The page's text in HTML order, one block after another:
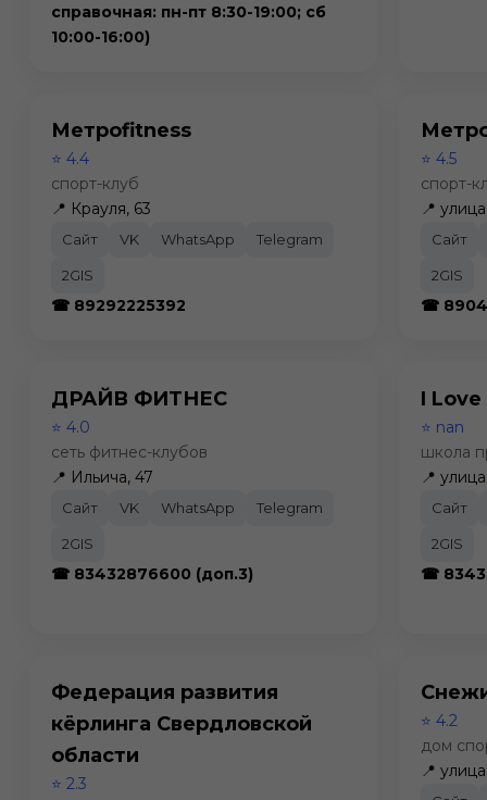
справочная: пн-пт 8:30-19:00; сб
10:00-16:00)
Метроfitness
⭐ 4.4
спорт-клуб
📍 Крауля, 63
Сайт VK WhatsApp Telegram
2GIS
☎ 89292225392
⭐ 4.5
спорт-
📍
Сайт
2GIS
☎
ДРАЙВ ФИТНЕС
⭐ 4.0
сеть фитнес-клубов
📍 Ильича, 47
Сайт VK WhatsApp Telegram
2GIS
☎ 83432876600 (доп.3)
I
⭐ nan
школа
📍
Сайт
2GIS
☎
Федерация развития
кёрлинга Свердловской
области
⭐ 2.3
⭐ 4.2
дом
📍